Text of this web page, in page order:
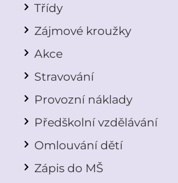
Třídy
Zájmové kroužky
Akce
Stravování
Provozní náklady
Předškolní vzdělávání
Omlouvání dětí
Zápis do MŠ